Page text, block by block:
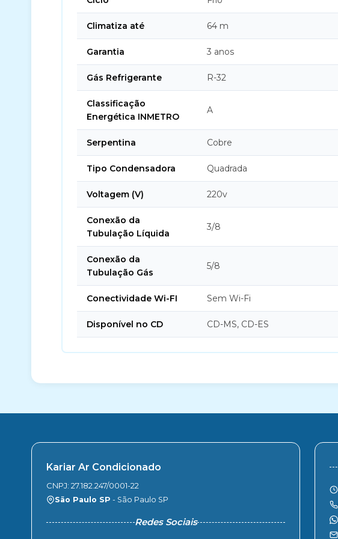
Climatiza até 64 m
Garantia 3 anos
Gás Refrigerante R-32
Classificação
Energética INMETRO
A
Serpentina Cobre
Tipo Condensadora Quadrada
Voltagem (V) 220v
Conexão da
Tubulação Líquida
3/8
Conexão da
Tubulação Gás
5/8
Conectividade Wi-FI Sem Wi-Fi
Disponível no CD CD-MS, CD-ES
Kariar Ar Condicionado
CNPJ: 27.182.247/0001-22
São Paulo SP - São Paulo SP
Redes Sociais